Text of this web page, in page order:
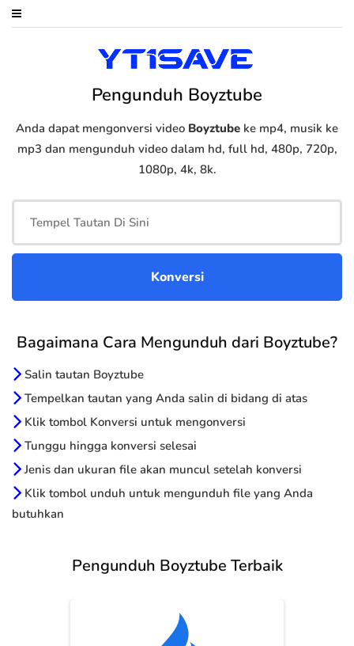
Pengunduh Boyztube
Anda dapat mengonversi video Boyztube ke mp4, musik ke
mp3 dan mengunduh video dalam hd, full hd, 480p, 720p,
1080p, 4k, 8k.
Bagaimana Cara Mengunduh dari Boyztube?
Salin tautan Boyztube
Tempelkan tautan yang Anda salin di bidang di atas
Klik tombol Konversi untuk mengonversi
Tunggu hingga konversi selesai
Jenis dan ukuran file akan muncul setelah konversi
Klik tombol unduh untuk mengunduh file yang Anda
butuhkan
Pengunduh Boyztube Terbaik